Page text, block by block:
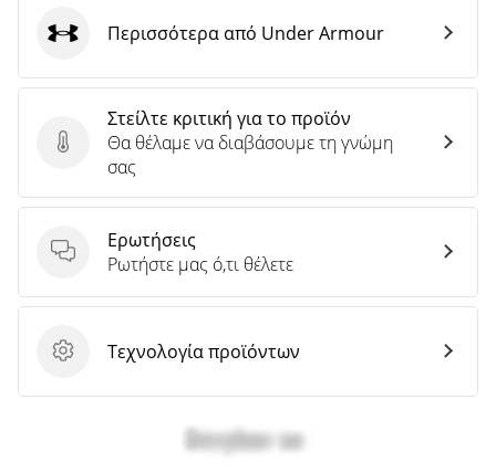
Στείλτε κριτική για το προϊόν
Στείλτε κριτική για το προϊόν
Θα θέλαμε να διαβάσουμε τη γνώμη
σας
Ερωτήσεις
Ερωτήσεις
Ρωτήστε μας ό,τι θέλετε
Τεχνολογία προϊόντων
Τεχνολογία προϊόντων
Under Armour
Περισσότερα από Under Armour